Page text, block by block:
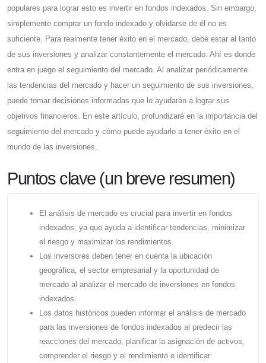
populares para lograr esto es invertir en fondos indexados. Sin embargo,
simplemente comprar un fondo indexado y olvidarse de él no es
suficiente. Para realmente tener éxito en el mercado, debe estar al tanto
de sus inversiones y analizar constantemente el mercado. Ahí es donde
entra en juego el seguimiento del mercado. Al analizar periódicamente
las tendencias del mercado y hacer un seguimiento de sus inversiones,
puede tomar decisiones informadas que lo ayudarán a lograr sus
objetivos financieros. En este artículo, profundizaré en la importancia del
seguimiento del mercado y cómo puede ayudarlo a tener éxito en el
mundo de las inversiones.
Puntos clave (un breve resumen)
El análisis de mercado es crucial para invertir en fondos
indexados, ya que ayuda a identificar tendencias, minimizar
el riesgo y maximizar los rendimientos.
Los inversores deben tener en cuenta la ubicación
geográfica, el sector empresarial y la oportunidad de
mercado al analizar el mercado de inversiones en fondos
indexados.
Los datos históricos pueden informar el análisis de mercado
para las inversiones de fondos indexados al predecir las
reacciones del mercado, planificar la asignación de activos,
comprender el riesgo y el rendimiento e identificar